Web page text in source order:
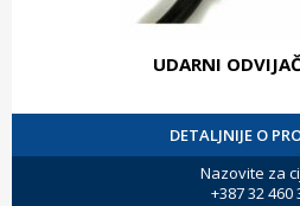
UDARNI
DETALJNIJE O
Nazovite za
+387 32 460